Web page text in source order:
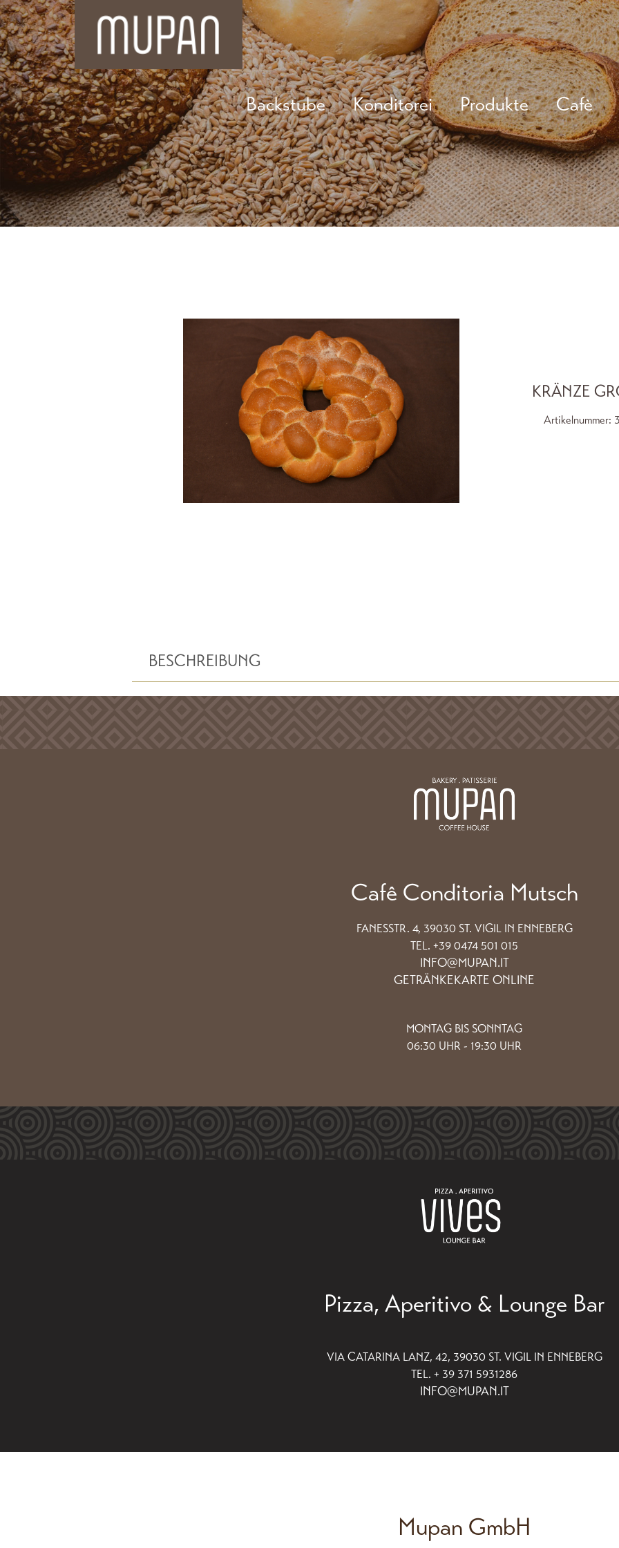
Backstube Konditorei Produkte Cafè
KRÄNZE
Artikelnummer:
BESCHREIBUNG
Cafê Conditoria Mutsch
FANESSTR. 4, 39030 ST. VIGIL IN ENNEBERG
TEL. +39 0474 501 015
INFO@MUPAN.IT
GETRÄNKEKARTE ONLINE
MONTAG BIS SONNTAG
06:30 UHR - 19:30 UHR
Pizza, Aperitivo & Lounge Bar
VIA CATARINA LANZ, 42, 39030 ST. VIGIL IN ENNEBERG
TEL. + 39 371 5931286
INFO@MUPAN.IT
Mupan GmbH